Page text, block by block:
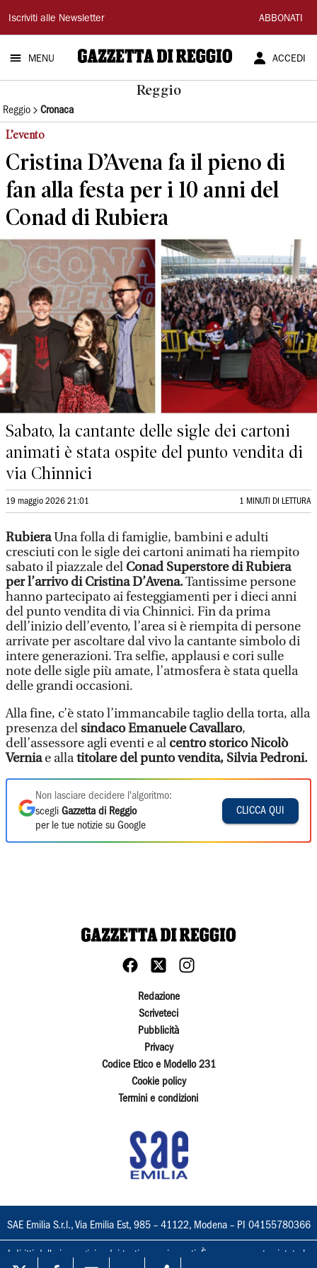
Gazzetta
di
Reggio
Iscriviti alle Newsletter ABBONATI
MENU ACCEDI
Reggio
Reggio Cronaca
L’evento
Cristina D’Avena fa il pieno di
fan alla festa per i 10 anni del
Conad di Rubiera
Sabato, la cantante delle sigle dei cartoni
animati è stata ospite del punto vendita di
via Chinnici
19 maggio 2026 21:01 1 MINUTI DI LETTURA
RubieraUna folla di famiglie, bambini e adulti
cresciuti con le sigle dei cartoni animati ha riempito
sabato il piazzale del Conad Superstore di Rubiera
per l’arrivo di Cristina D’Avena.Tantissime persone
hanno partecipato ai festeggiamenti per i dieci anni
del punto vendita di via Chinnici. Fin da prima
dell’inizio dell’evento, l’area si è riempita di persone
arrivate per ascoltare dal vivo la cantante simbolo di
intere generazioni. Tra selfie, applausi e cori sulle
note delle sigle più amate, l’atmosfera è stata quella
delle grandi occasioni.
Alla fine, c’è stato l’immancabile taglio della torta, alla
presenza delsindaco Emanuele Cavallaro,
dell’assessore agli eventi e al centro storico Nicolò
Verniae allatitolare del punto vendita, Silvia Pedroni.
Non lasciare decidere l'algoritmo:
scegli Gazzetta di Reggio
per le tue notizie su Google
CLICCA QUI
Redazione
Scriveteci
Pubblicità
Privacy
Codice Etico e Modello 231
Cookie policy
Termini e condizioni
SAE Emilia S.r.l., Via Emilia Est, 985 – 41122, Modena – PI 04155780366
I diritti delle immagini e dei testi sono riservati. È espressamente vietata la